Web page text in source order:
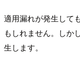
適用漏れが発生して
もしれません。しか
生します。